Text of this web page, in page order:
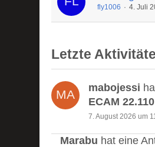
fly1006 4. Juli
Letzte
mabojessi
ECAM
7. August 2026 um
Marabu hat eine